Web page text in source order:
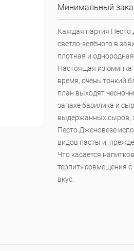
Минимальный
Каждая партия Песто
светло-зелёного в
плотная и
Настоящая изюминка
время, очень тонкий
план выходят
запахе базилика и
выдержанных сыров,
Песто Дженовезе
видов пасты и,
Что касается
терпит» совмещения
вкус.